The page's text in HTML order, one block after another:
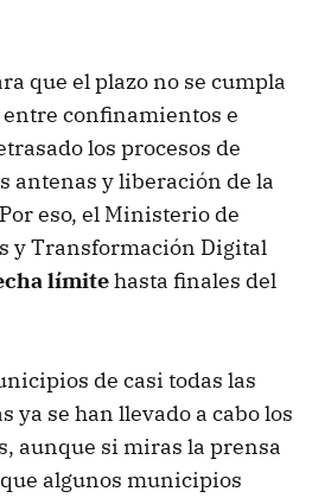
que el plazo no se cumpla
entre confinamientos e
los procesos de
antenas y liberación de la
eso, el Ministerio de
y Transformación Digital
límitehasta finales del
de casi todas las
ya se han llevado a cabo los
aunque si miras la prensa
algunos municipios